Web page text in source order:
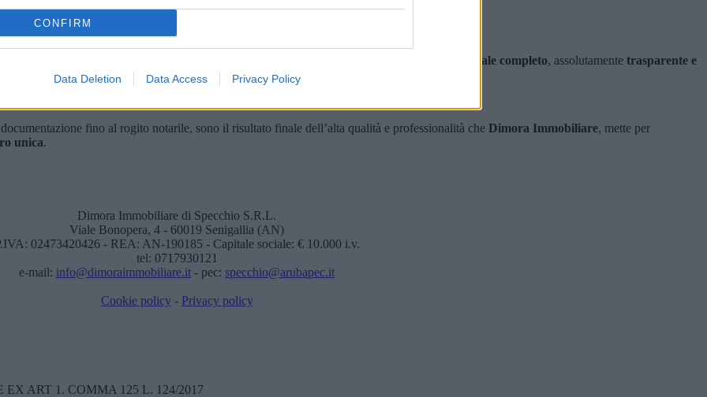
CONFIRM
Data Deletion Data Access Privacy Policy
è in grado di assistere i propri clienti fin dai primi passi, proponendo un servizio professionale completo, assolutamente trasparente e
fino al rogito notarile, sono il risultato finale dell’alta qualità e professionalità che Dimora Immobiliare, mette per
unica.
Dimora Immobiliare di Specchio S.R.L.
Viale Bonopera, 4 - 60019 Senigallia (AN)
02473420426 - REA: AN-190185 - Capitale sociale: € 10.000 i.v.
tel: 0717930121
e-mail: info@dimoraimmobiliare.it - pec: specchio@arubapec.it
Cookie policy- Privacy policy
ART 1. COMMA 125 L. 124/2017